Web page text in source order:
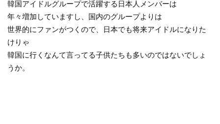
韓国アイドルグループで活躍する日本人メンバーは
年々増加していますし、国内のグループよりは
世界的にファンがつくので、日本でも将来アイドルになりた
けりゃ
韓国に行くなんて言ってる子供たちも多いのではないでしょ
うか。